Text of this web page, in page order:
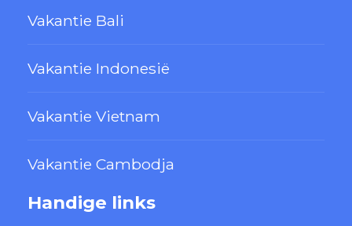
Vakantie Bali
Vakantie Indonesië
Vakantie Vietnam
Vakantie Cambodja
Handige links